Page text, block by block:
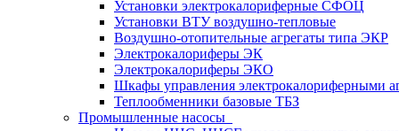
Установки электрокалориферные СФОЦ
Установки ВТУ воздушно-тепловые
Воздушно-отопительные агрегаты типа ЭКР
Электрокалориферы ЭК
Электрокалориферы ЭКО
Шкафы управления электрокалориферными
Теплообменники базовые ТБЗ
Промышленные насосы